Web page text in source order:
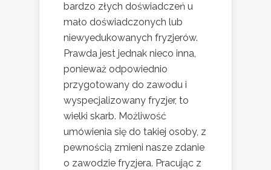
bardzo złych doświadczeń u
mało doświadczonych lub
niewyedukowanych fryzjerów.
Prawda jest jednak nieco inna,
ponieważ odpowiednio
przygotowany do zawodu i
wyspecjalizowany fryzjer, to
wielki skarb. Możliwość
umówienia się do takiej osoby, z
pewnością zmieni nasze zdanie
o zawodzie fryzjera. Pracując z